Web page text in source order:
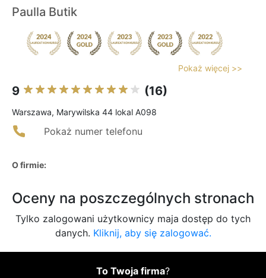
Paulla Butik
Pokaż więcej >>
9 (16)
Warszawa, Marywilska 44 lokal A098
Pokaż numer telefonu
O firmie:
Oceny na poszczególnych stronach
Tylko zalogowani użytkownicy maja dostęp do tych
danych. Kliknij, aby się zalogować.
To Twoja firma?